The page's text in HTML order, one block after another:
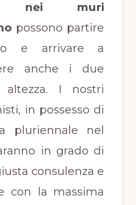
nei muri
possono partire
e arrivare a
anche i due
I nostri
in possesso di
pluriennale nel
in grado di
consulenza e
con la massima